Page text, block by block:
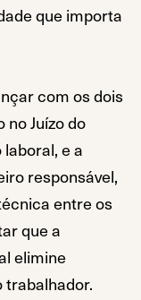
que importa
com os dois
Juízo do
e a
responsável,
entre os
que a
elimine
trabalhador.